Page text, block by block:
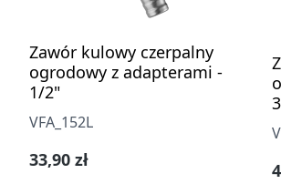
Zawór kulowy czerpalny
ogrodowy z adapterami -
1/2"
VFA_152L
Cena regularna:
33,90 zł